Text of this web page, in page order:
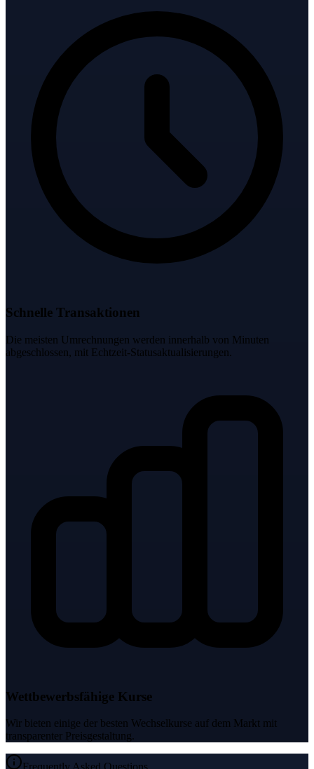
Schnelle Transaktionen
Die meisten Umrechnungen werden innerhalb von Minuten
abgeschlossen, mit Echtzeit-Statusaktualisierungen.
Wettbewerbsfähige Kurse
Wir bieten einige der besten Wechselkurse auf dem Markt mit
transparenter Preisgestaltung.